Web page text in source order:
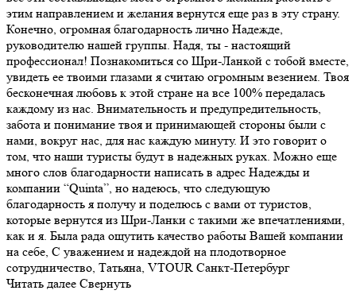
этим направлением и желания вернутся еще раз в эту страну.
Конечно, огромная благодарность лично Надежде,
руководителю нашей группы. Надя, ты - настоящий
профессионал! Познакомиться со Шри-Ланкой с тобой вместе,
увидеть ее твоими глазами я считаю огромным везением. Твоя
бесконечная любовь к этой стране на все 100% передалась
каждому из нас. Внимательность и предупредительность,
забота и понимание твоя и принимающей стороны были с
нами, вокруг нас, для нас каждую минуту. И это говорит о
том, что наши туристы будут в надежных руках. Можно еще
много слов благодарности написать в адрес Надежды и
компании “Quinta”, но надеюсь, что следующую
благодарность я получу и поделюсь с вами от туристов,
которые вернутся из Шри-Ланки с такими же впечатлениями,
как и я. Была рада ощутить качество работы Вашей компании
на себе, С уважением и надеждой на плодотворное
сотрудничество, Татьяна, VTOUR Санкт-Петербург
Читать далее Свернуть